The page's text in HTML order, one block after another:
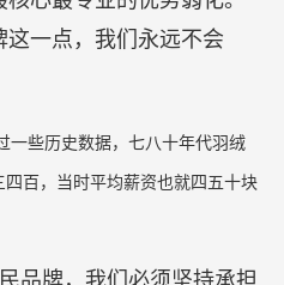
这一点，我们永远不会
一些历史数据，七八十年代羽绒
百，当时平均薪资也就四五十块
品牌，我们必须坚持承担